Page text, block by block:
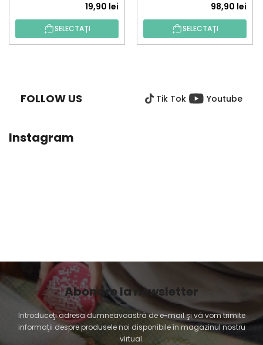
19,90 lei
SELECTAȚI
98,90 lei
SELECTAȚI
FOLLOW US Tik Tok Youtube
Instagram
Abonare la newsletter
Introduceţi adresa dumneavoastră de e-mail şi vă vom trimite
informaţii despre produsele noi disponibile în magazinul nostru
virtual.